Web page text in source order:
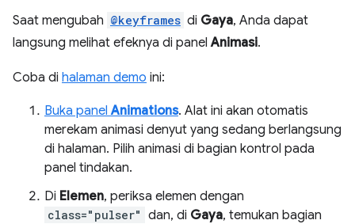
Saat mengubah @keyframes di Gaya, Anda dapat
langsung melihat efeknya di panelAnimasi.
Coba di halaman demo ini:
Buka panelAnimations. Alat ini akan otomatis
merekam animasi denyut yang sedang berlangsung
di halaman. Pilih animasi di bagian kontrol pada
panel tindakan.
Di Elemen, periksa elemen dengan
class="pulser" dan, di Gaya, temukan bagian